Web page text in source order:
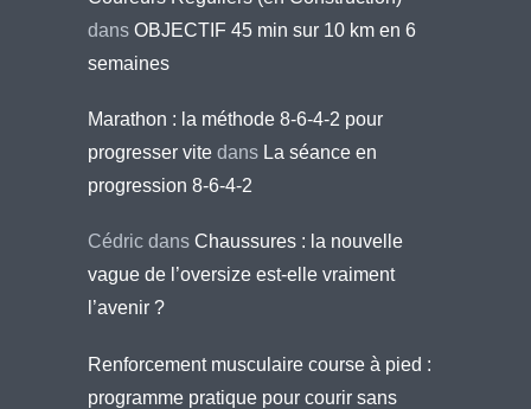
dans OBJECTIF 45 min sur 10 km en 6
semaines
Marathon : la méthode 8-6-4-2 pour
progresser vite dans La séance en
progression 8-6-4-2
Cédric dans Chaussures : la nouvelle
vague de l’oversize est-elle vraiment
l’avenir ?
Renforcement musculaire course à pied :
programme pratique pour courir sans